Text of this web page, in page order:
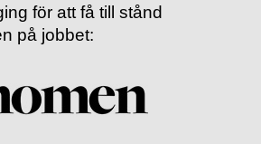
för att få till stånd
på jobbet: